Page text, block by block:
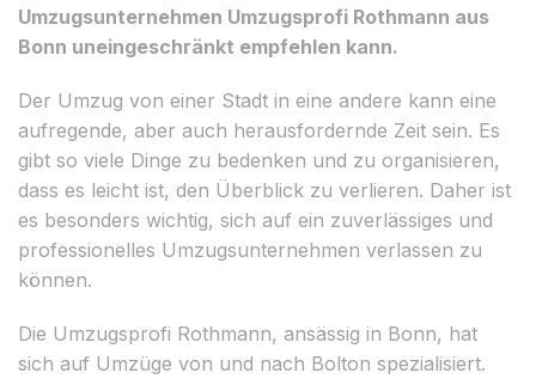
Umzugsunternehmen Umzugsprofi Rothmann aus
Bonn uneingeschränkt empfehlen kann.
Der Umzug von einer Stadt in eine andere kann eine
aufregende, aber auch herausfordernde Zeit sein. Es
gibt so viele Dinge zu bedenken und zu organisieren,
dass es leicht ist, den Überblick zu verlieren. Daher ist
es besonders wichtig, sich auf ein zuverlässiges und
professionelles Umzugsunternehmen verlassen zu
können.
Die Umzugsprofi Rothmann, ansässig in Bonn, hat
sich auf Umzüge von und nach Bolton spezialisiert.